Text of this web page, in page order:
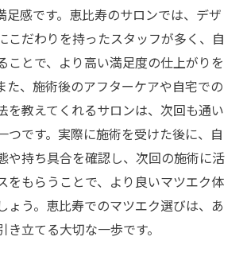
足感です。恵比寿のサロンでは、デザ
こだわりを持ったスタッフが多く、自
ことで、より高い満足度の仕上がりを
た、施術後のアフターケアや自宅での
を教えてくれるサロンは、次回も通い
つです。実際に施術を受けた後に、自
や持ち具合を確認し、次回の施術に活
をもらうことで、より良いマツエク体
ょう。恵比寿でのマツエク選びは、あ
立てる大切な一歩です。